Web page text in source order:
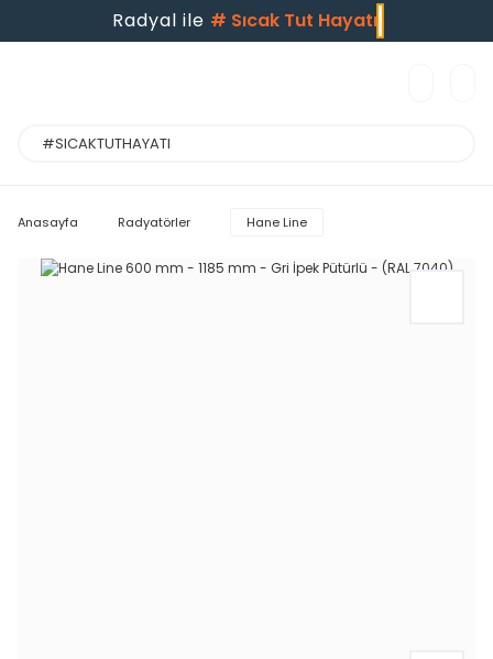
Radyal ile # Sıcak Tut Hayatı
Anasayfa Radyatörler Hane Line